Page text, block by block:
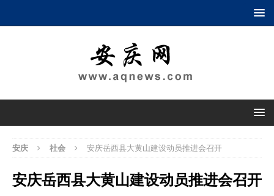
安庆 社会 安庆岳西县大黄山建设动员推进会召开
安庆岳西县大黄山建设动员推进会召开